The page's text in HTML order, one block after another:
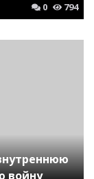
0 794
войну